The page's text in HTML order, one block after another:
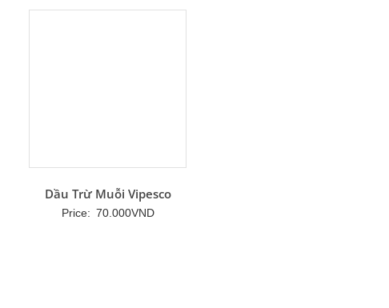
Dầu Trừ Muỗi Vipesco
Price: 70.000VND